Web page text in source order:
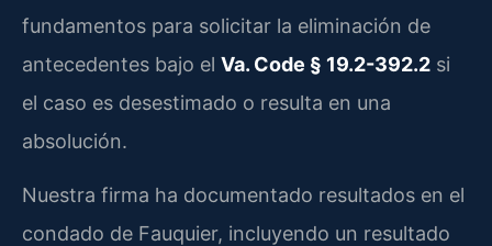
fundamentos para solicitar la eliminación de
antecedentes bajo el Va. Code § 19.2-392.2 si
el caso es desestimado o resulta en una
absolución.
Nuestra firma ha documentado resultados en el
condado de Fauquier, incluyendo un resultado